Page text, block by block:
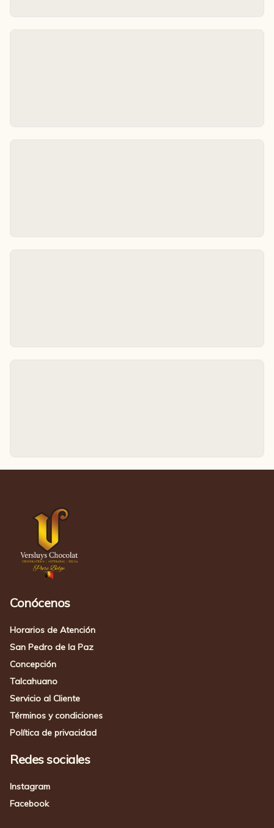
Conócenos
Horarios de Atención
San Pedro de la Paz
Concepción
Talcahuano
Servicio al Cliente
Términos y condiciones
Política de privacidad
Redes sociales
Instagram
Facebook